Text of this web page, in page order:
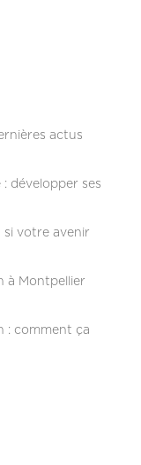
actus
développer ses
si votre avenir
à Montpellier
: comment ça